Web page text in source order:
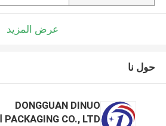
عرض المزيد
حول نا
DONGGUAN DINUO